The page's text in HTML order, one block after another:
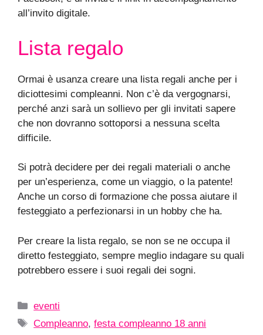
all’invito digitale.
Lista regalo
Ormai è usanza creare una lista regali anche per i
diciottesimi compleanni. Non c’è da vergognarsi,
perché anzi sarà un sollievo per gli invitati sapere
che non dovranno sottoporsi a nessuna scelta
difficile.
Si potrà decidere per dei regali materiali o anche
per un’esperienza, come un viaggio, o la patente!
Anche un corso di formazione che possa aiutare il
festeggiato a perfezionarsi in un hobby che ha.
Per creare la lista regalo, se non se ne occupa il
diretto festeggiato, sempre meglio indagare su quali
potrebbero essere i suoi regali dei sogni.
Categorie
eventi
Tag
Compleanno,festa compleanno 18 anni